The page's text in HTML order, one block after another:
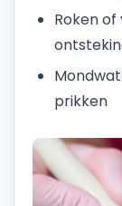
Roken
prikken